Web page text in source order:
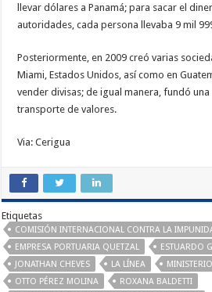
llevar dólares a Panamá; para sacar el
autoridades, cada persona llevaba 9 mil
Posteriormente, en 2009 creó varias
Miami, Estados Unidos, así como en
vender divisas; de igual manera, fundó
transporte de valores.
Via: Cerigua
Etiquetas
COMISIÓN INTERNACIONAL CONTRA LA
EMPRESA PORTUARIA QUETZAL
ESTUARDO
JONATHAN CHEVES
LA LÍNEA
OTTO PÉREZ MOLINA
ROXANA BALDETTI